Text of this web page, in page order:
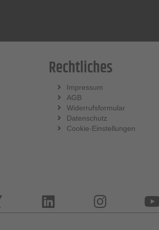
Rechtliches
Impressum
AGB
Widerrufsformular
Datenschutz
Cookie-Einstellungen